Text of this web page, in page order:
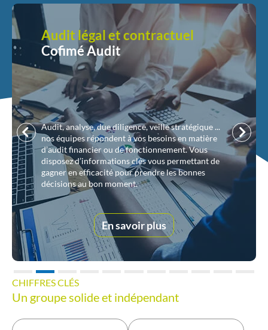
Stratégie - Négociation -
Développement des
entreprises
Coostra
Atteignez vos objectifs dans un monde en pleine
mutation. Repensez votre schéma d’organisation
et vos modèles de gestion, accélérez vos
processus, sécurisez votre gouvernance, innovez
dans la conduite du changement.
En savoir plus
Précédent
CHIFFRES CLÉS
Un groupe solide et indépendant